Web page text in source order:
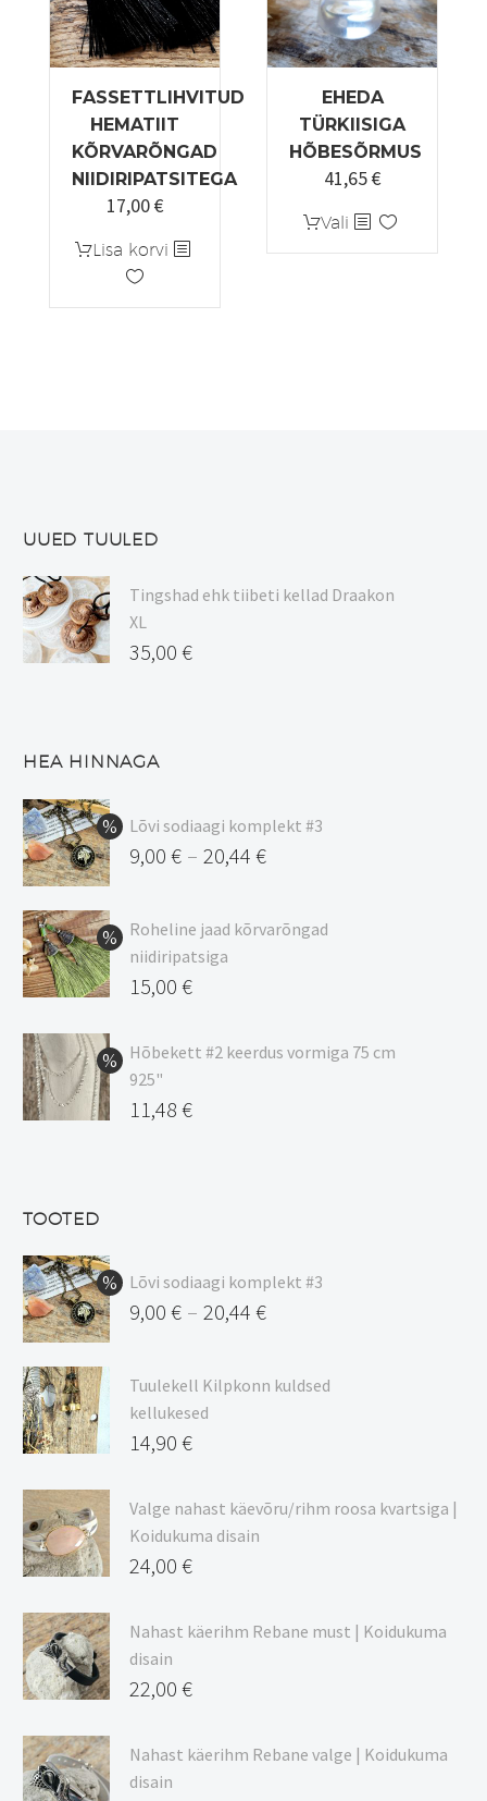
FASSETTLIHVITUD
HEMATIIT
KÕRVARÕNGAD
NIIDIRIPATSITEGA
17,00€
Lisa korvi
EHEDA
TÜRKIISIGA
HÕBESÕRMUS
Algne
oli:
49,00 €.
41,65€Praegune
on:
41,65 €.
Vali Sellel
tootel
UUED TUULED
Tingshad ehk tiibeti kellad Draakon
XL
35,00 €
HEA HINNAGA
Lõvi sodiaagi komplekt #3
9,00 € – 20,44 €
9,00 €
kuni
20,44 €
Roheline jaad kõrvarõngad
niidiripatsiga
Algne
oli:
17,00 €.
15,00 €
hind
on:
15,00 €.
Hõbekett #2 keerdus vormiga 75 cm
925"
Algne
11,48 €
TOOTED
Lõvi sodiaagi komplekt #3
9,00 € – 20,44 €
9,00 €
kuni
20,44 €
Tuulekell Kilpkonn kuldsed
kellukesed
14,90 €
Valge nahast käevõru/rihm roosa kvartsiga |
Koidukuma disain
24,00 €
Nahast käerihm Rebane must | Koidukuma
disain
22,00 €
Nahast käerihm Rebane valge | Koidukuma
disain